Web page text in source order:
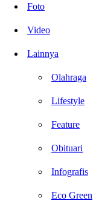
Foto
Video
Lainnya
Olahraga
Lifestyle
Feature
Obituari
Infografis
Eco Green